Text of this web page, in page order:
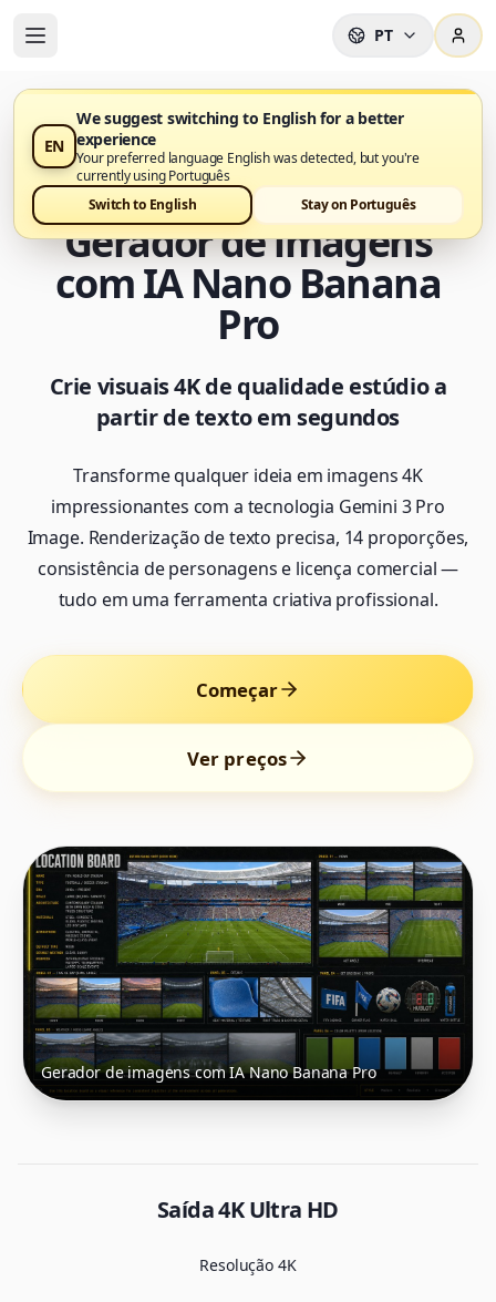
PT
EN
We suggest switching to English for a better
experience
Your preferred language English was detected, but you're
currently using Português
Switch to English
Stay on Português
Nano Banana Pro Generator já está disponível no Nano
Banana Pro
Gerador de imagens
com IA Nano Banana
Pro
Crie visuais 4K de qualidade estúdio a
partir de texto em segundos
Transforme qualquer ideia em imagens 4K
impressionantes com a tecnologia Gemini 3 Pro
Image. Renderização de texto precisa, 14 proporções,
consistência de personagens e licença comercial —
tudo em uma ferramenta criativa profissional.
Começar
Ver preços
Gerador de imagens com IA Nano Banana Pro
Saída 4K Ultra HD
Resolução 4K